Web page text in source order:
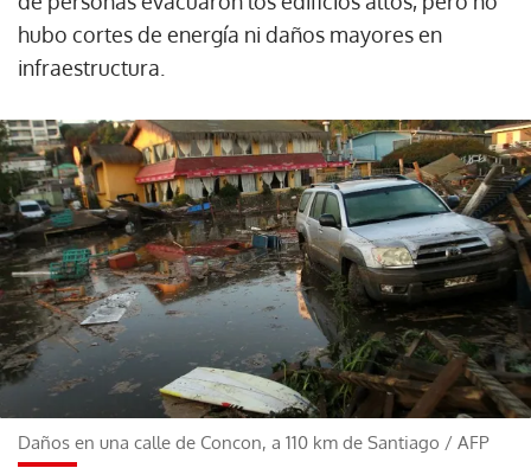
hubo cortes de energía ni daños mayores en
infraestructura.
Daños en una calle de Concon, a 110 km de Santiago / AFP